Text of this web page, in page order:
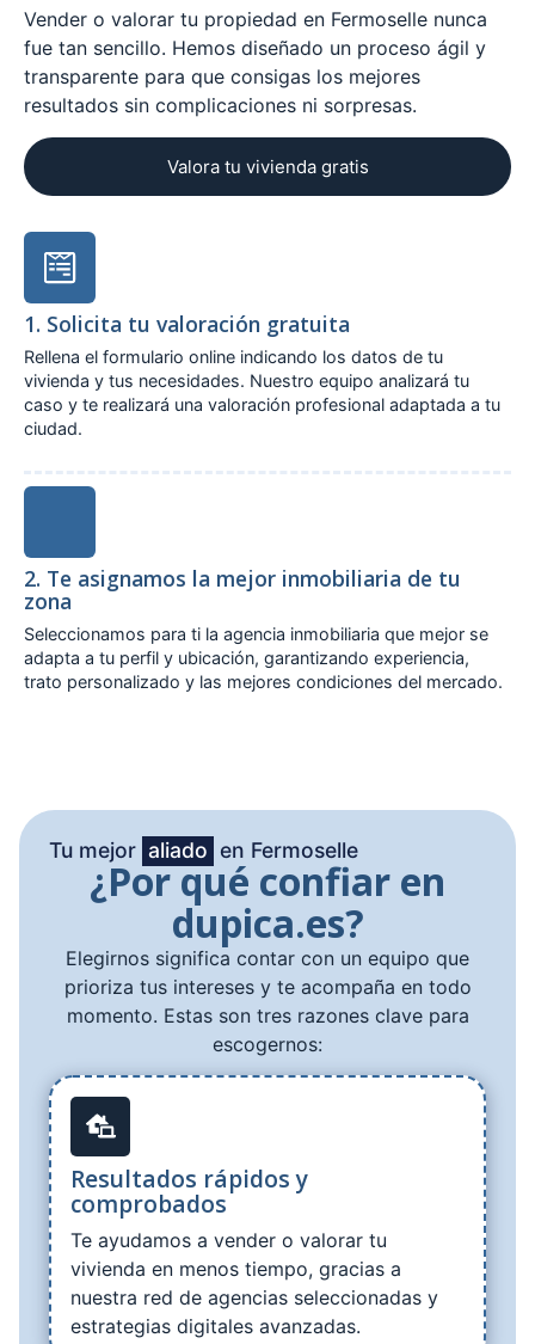
Vender o valorar tu propiedad en Fermoselle nunca
fue tan sencillo. Hemos diseñado un proceso ágil y
transparente para que consigas los mejores
resultados sin complicaciones ni sorpresas.
Valora tu vivienda gratis
1. Solicita tu valoración gratuita
Rellena el formulario online indicando los datos de tu
vivienda y tus necesidades. Nuestro equipo analizará tu
caso y te realizará una valoración profesional adaptada a tu
ciudad.
2. Te asignamos la mejor inmobiliaria de tu
zona
Seleccionamos para ti la agencia inmobiliaria que mejor se
adapta a tu perfil y ubicación, garantizando experiencia,
trato personalizado y las mejores condiciones del mercado.
Tu mejor aliado en Fermoselle
¿Por qué confiar en
dupica.es?
Elegirnos significa contar con un equipo que
prioriza tus intereses y te acompaña en todo
momento. Estas son tres razones clave para
escogernos:
Resultados rápidos y
comprobados
Te ayudamos a vender o valorar tu
vivienda en menos tiempo, gracias a
nuestra red de agencias seleccionadas y
estrategias digitales avanzadas.